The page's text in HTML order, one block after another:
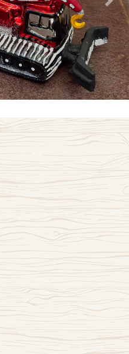
Next